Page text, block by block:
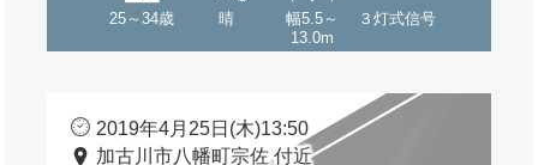
25～34歳 晴
幅5.5～
13.0m
３灯式信号
2019年4月25日(木)13:50
加古川市八幡町宗佐 付近